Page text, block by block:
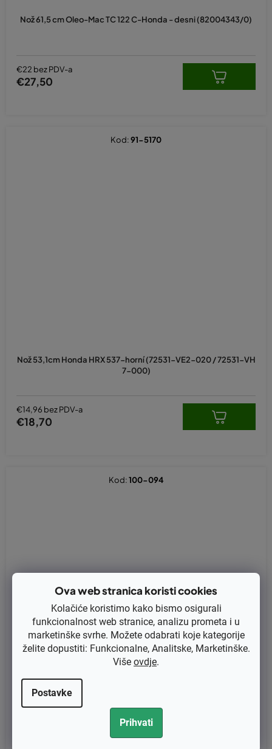
Ova web stranica koristi cookies
Kolačiće koristimo kako bismo osigurali
funkcionalnost web stranice, analizu prometa i u
marketinške svrhe. Možete odabrati koje kategorije
želite dopustiti: Funkcionalne, Analitske, Marketinške.
Više ovdje.
Postavke
Prihvati
Nož 61,5 cm Oleo-Mac TC 122 C-Honda - desni (82004343/0)
€22 bez PDV-a
€27,50
Nož 53,1cm Honda HRX 537-horní (72531-VE2-020 / 72531-VH
7-000)
€14,96 bez PDV-a
€18,70
Kod:91-5170
-000)
5,0
od
Kod:100-094